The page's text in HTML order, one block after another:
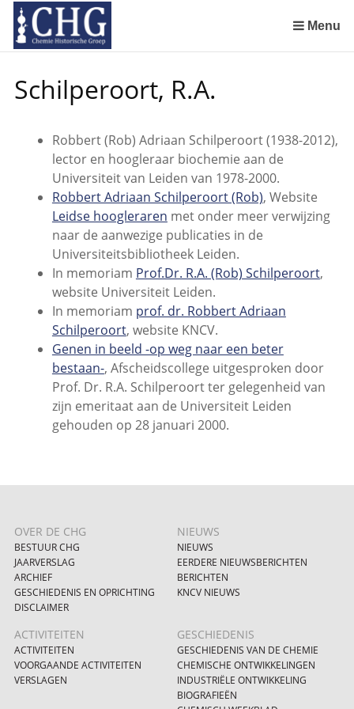
links
over
naar
de
Spring
naar
het
menu
Menu
Schilperoort, R.A.
Robbert (Rob) Adriaan Schilperoort (1938-2012),
lector en hoogleraar biochemie aan de
Universiteit van Leiden van 1978-2000.
Robbert Adriaan Schilperoort (Rob), Website
Leidse hoogleraren met onder meer verwijzing
naar de aanwezige publicaties in de
Universiteitsbibliotheek Leiden.
In memoriam Prof.Dr. R.A. (Rob) Schilperoort,
website Universiteit Leiden.
In memoriam prof. dr. Robbert Adriaan
Schilperoort, website KNCV.
Genen in beeld -op weg naar een beter
bestaan-, Afscheidscollege uitgesproken door
Prof. Dr. R.A. Schilperoort ter gelegenheid van
zijn emeritaat aan de Universiteit Leiden
gehouden op 28 januari 2000.
OVER DE CHG
BESTUUR CHG
JAARVERSLAG
ARCHIEF
GESCHIEDENIS EN OPRICHTING
DISCLAIMER
NIEUWS
NIEUWS
EERDERE NIEUWSBERICHTEN
BERICHTEN
KNCV NIEUWS
ACTIVITEITEN
ACTIVITEITEN
VOORGAANDE ACTIVITEITEN
VERSLAGEN
GESCHIEDENIS
GESCHIEDENIS VAN DE CHEMIE
CHEMISCHE ONTWIKKELINGEN
INDUSTRIËLE ONTWIKKELING
BIOGRAFIEËN